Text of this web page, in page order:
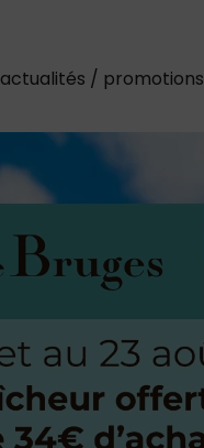
actualités / promotions